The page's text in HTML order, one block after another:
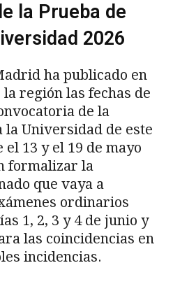
la Prueba de
2026
ha publicado en
región las fechas de
de la
la Universidad de este
el 13 y el 19 de mayo
formalizar la
que vaya a
ordinarios
1, 2, 3 y 4 de junio y
las coincidencias en
incidencias.